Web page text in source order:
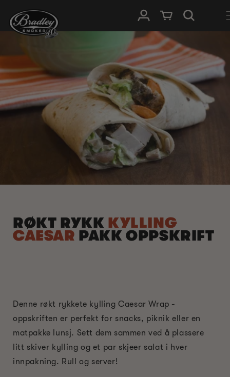
INNHOLDET
Logg InnHandlevogn
RØKT RYKK KYLLING
CAESAR PAKK OPPSKRIFT
Denne røkt rykkete kylling Caesar Wrap -
oppskriften er perfekt for snacks, piknik eller en
matpakke lunsj. Sett dem sammen ved å plassere
litt skiver kylling og et par skjeer salat i hver
innpakning. Rull og server!